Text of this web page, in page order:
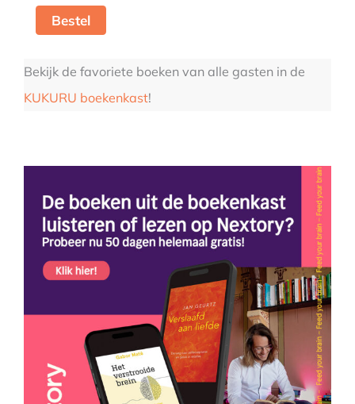
Bestel
Bekijk de favoriete boeken van alle gasten in de
KUKURU boekenkast!